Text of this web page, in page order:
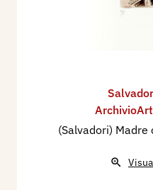
(Salvadori)